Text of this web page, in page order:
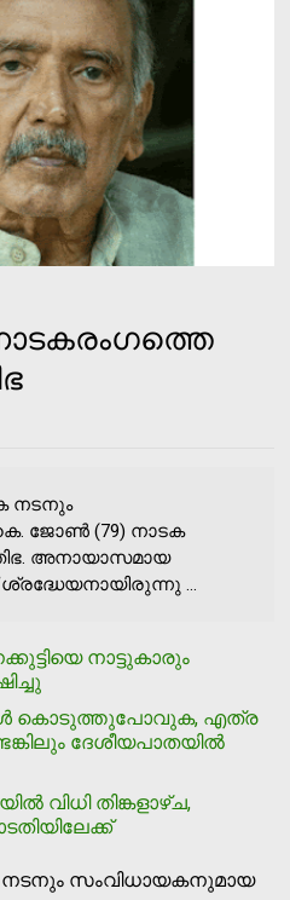
നടനും
ജോണ്‍ (79) നാടക
അനായാസമായ
...
നാട്ടുകാരും
ടോള്‍ കൊടുത്തുപോവുക, എത്ര
ദേശീയപാതയില്‍
വിധി തിങ്കളാഴ്ച,
നടനും സംവിധായകനുമായ